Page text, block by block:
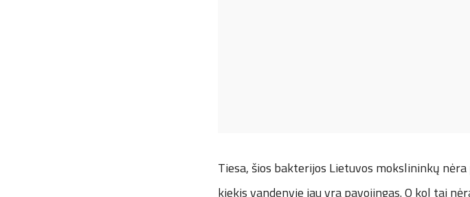
Tiesa, šios bakterijos Lietuvos mokslininkų
kiekis vandenyje jau yra pavojingas. O kol tai